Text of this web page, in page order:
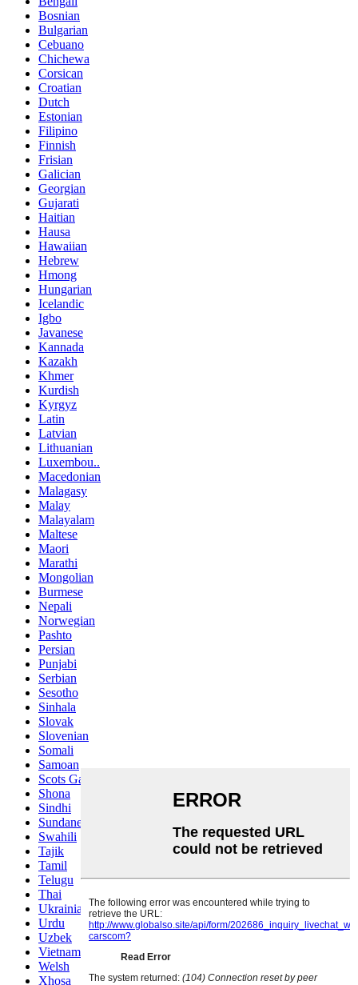
Bosnian
Bulgarian
Cebuano
Chichewa
Corsican
Croatian
Dutch
Estonian
Filipino
Finnish
Frisian
Galician
Georgian
Gujarati
Haitian
Hausa
Hawaiian
Hebrew
Hmong
Hungarian
Icelandic
Igbo
Javanese
Kannada
Kazakh
Khmer
Kurdish
Kyrgyz
Latin
Latvian
Lithuanian
Luxembou..
Macedonian
Malagasy
Malay
Malayalam
Maltese
Maori
Marathi
Mongolian
Burmese
Nepali
Norwegian
Pashto
Persian
Punjabi
Serbian
Sesotho
Sinhala
Slovak
Slovenian
Somali
Samoan
Scots Gaelic
Shona
Sindhi
Sundanese
Swahili
Tajik
Tamil
Telugu
Thai
Ukrainian
Urdu
Uzbek
Vietnamese
Welsh
Xhosa